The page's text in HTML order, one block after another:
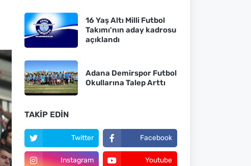
16 Yaş Altı Milli Futbol
Takımı'nın aday kadrosu
açıklandı
Adana Demirspor Futbol
Okullarına Talep Arttı
TAKIP EDIN
Twitter Facebook
Instagram Youtube